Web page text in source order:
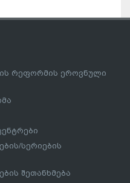
რეფორმის ეროვნული
სერიების
შეთანხმება